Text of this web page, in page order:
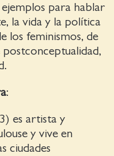
ejemplos para hablar
la vida y la política
los feminismos, de
postconceptualidad,
:
es artista y
y vive en
ciudades